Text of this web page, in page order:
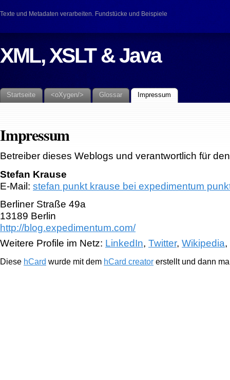
Texte und Metadaten verarbeiten. Fundstücke und Beispiele
XML, XSLT & Java
Startseite <oXygen/> Glossar Impressum
Impressum
Betreiber dieses Weblogs und verantwortlich für
Stefan Krause
E-Mail: stefan punkt krause bei expedimentum
Berliner Straße 49a
13189 Berlin
http://blog.expedimentum.com/
Weitere Profile im Netz: LinkedIn, Twitter, Wikipedia,
Diese hCard wurde mit dem hCard creator erstellt und dann